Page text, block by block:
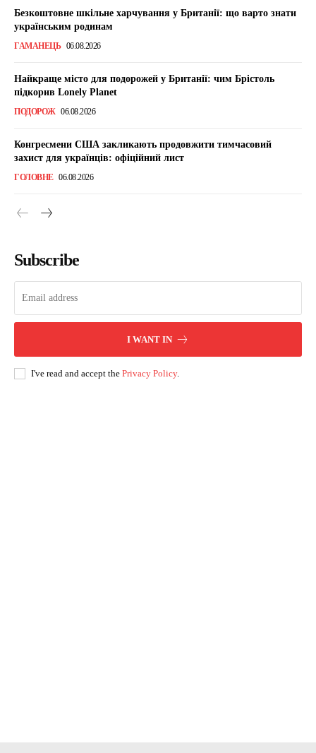
Безкоштовне шкільне харчування у Британії: що варто знати
українським родинам
ГАМАНЕЦЬ 06.08.2026
Найкраще місто для подорожей у Британії: чим Брістоль
підкорив Lonely Planet
ПОДОРОЖ 06.08.2026
Конгресмени США закликають продовжити тимчасовий
захист для українців: офіційний лист
ГОЛОВНЕ 06.08.2026
Subscribe
I WANT IN
I've read and accept the Privacy Policy.